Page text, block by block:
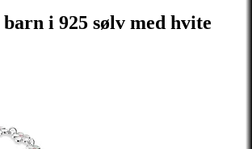
i 925 sølv med hvite